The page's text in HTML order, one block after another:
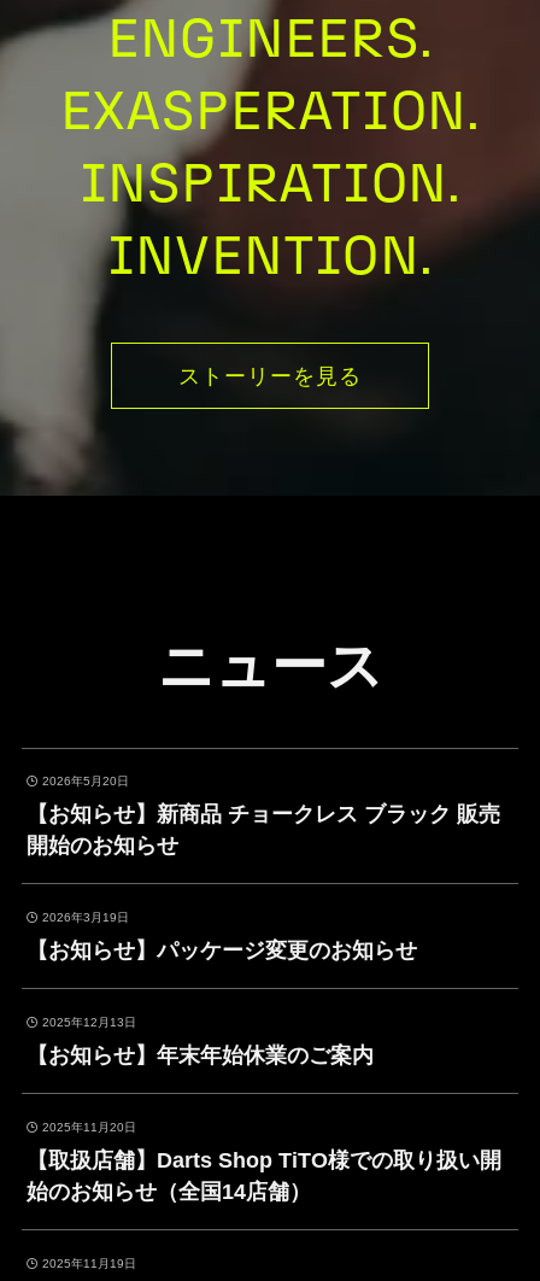
ENGINEERS.
EXASPERATION.
INSPIRATION.
INVENTION.
ストーリーを見る
ニュース
2026年5月20日
【お知らせ】新商品 チョークレス ブラック 販売
開始のお知らせ
2026年3月19日
【お知らせ】パッケージ変更のお知らせ
2025年12月13日
【お知らせ】年末年始休業のご案内
2025年11月20日
【取扱店舗】Darts Shop TiTO様での取り扱い開
始のお知らせ（全国14店舗）
2025年11月19日